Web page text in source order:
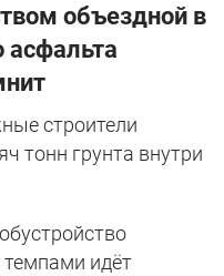
объездной в
асфальта
строители
тонн грунта внутри
темпами идёт